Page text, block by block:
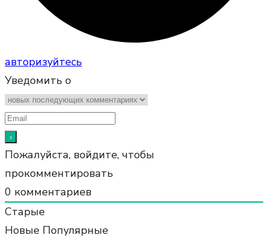
авторизуйтесь
Уведомить о
Пожалуйста, войдите, чтобы
прокомментировать
0 комментариев
Старые
Новые Популярные